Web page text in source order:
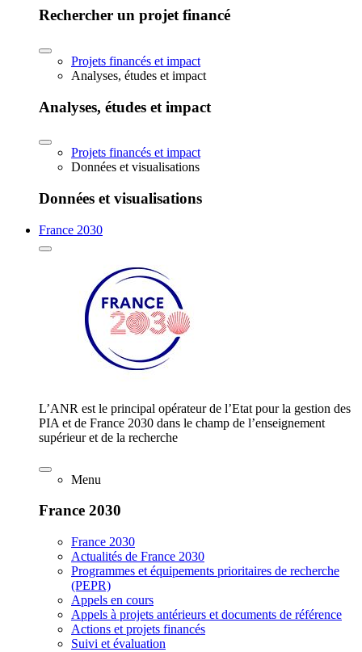
Rechercher un projet financé
Projets financés et impact
Analyses, études et impact
Analyses, études et impact
Projets financés et impact
Données et visualisations
Données et visualisations
France 2030
L’ANR est le principal opérateur de l’Etat pour la gestion des
PIA et de France 2030 dans le champ de l’enseignement
supérieur et de la recherche
Menu
France 2030
France 2030
Actualités de France 2030
Programmes et équipements prioritaires de recherche
(PEPR)
Appels en cours
Appels à projets antérieurs et documents de référence
Actions et projets financés
Suivi et évaluation